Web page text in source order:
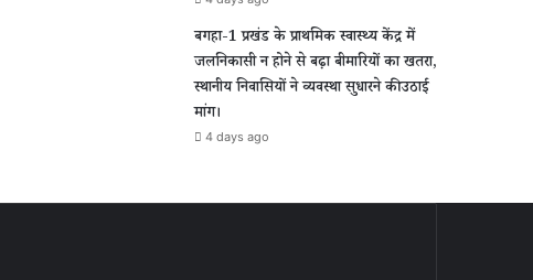
बगहा-1 प्रखंड के प्राथमिक स्वास्थ्य केंद्र में
जलनिकासी न होने से बढ़ा बीमारियों का खतरा,
स्थानीय निवासियों ने व्यवस्था सुधारने की उठाई
मांग।
4 days ago